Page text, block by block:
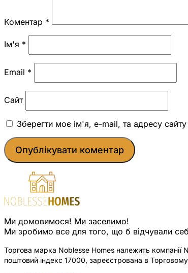
Коментар *
Ім'я *
Email *
Сайт
Зберегти моє ім'я, e-mail, та адресу
Ми домовимося! Ми заселимо!
Ми зробимо все для того, що б відчували
Торгова марка Noblesse Homes належить
поштовий індекс 17000, зареєстрована в